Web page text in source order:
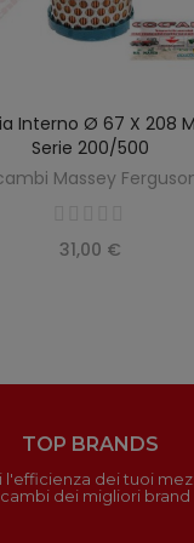
SCOPRIRE
Interno Ø 67 X 208
Serie 200/500
Massey
31,00 €
TOP BRANDS
l'efficienza dei tuoi
dei migliori brand